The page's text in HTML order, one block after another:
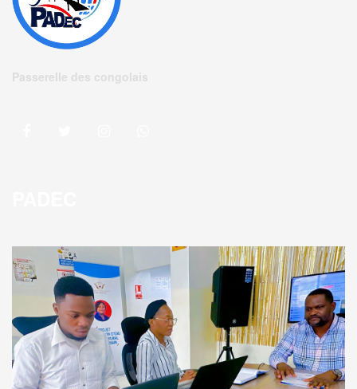
Passerelle des congolais